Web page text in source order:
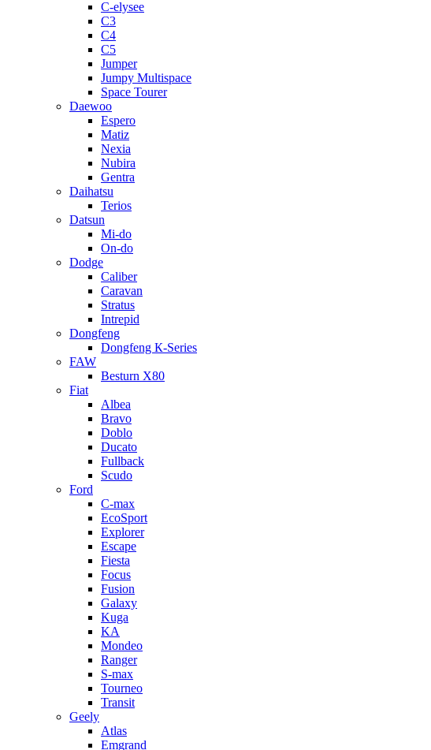
C-elysee
C3
C4
C5
Jumper
Jumpy Multispace
Space Tourer
Daewoo
Espero
Matiz
Nexia
Nubira
Gentra
Daihatsu
Terios
Datsun
Mi-do
On-do
Dodge
Caliber
Caravan
Stratus
Intrepid
Dongfeng
Dongfeng К-Series
FAW
Besturn Х80
Fiat
Albea
Bravo
Doblo
Ducato
Fullback
Scudo
Ford
C-max
EcoSport
Explorer
Escape
Fiesta
Focus
Fusion
Galaxy
Kuga
KA
Mondeo
Ranger
S-max
Tourneo
Transit
Geely
Atlas
Emgrand